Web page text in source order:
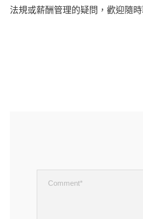
法規或薪酬管理的疑問，歡迎隨